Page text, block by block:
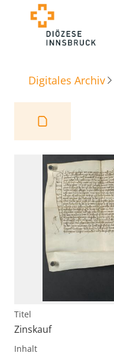
Digitales Archiv
Titel
Zinskauf
Inhalt